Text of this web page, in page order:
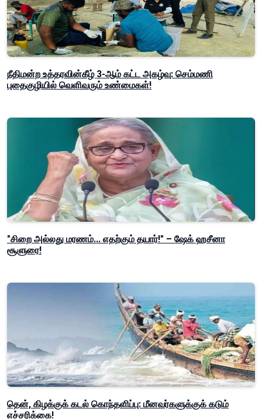
நீதிமன்ற உத்தரவின்கீழ் 3-ஆம் கட்ட அகழ்வு: செம்மணி
புதைகுழியில் வெளிவரும் உண்மைகள்!
"சிறை அல்லது மரணம்... எதற்கும் தயார்!" – ஷேக் ஹசீனா
சூளுரை!
தென், கிழக்குக் கடல் கொந்தளிப்பு: மீனவர்களுக்குக் கடும்
எச்சரிக்கை!